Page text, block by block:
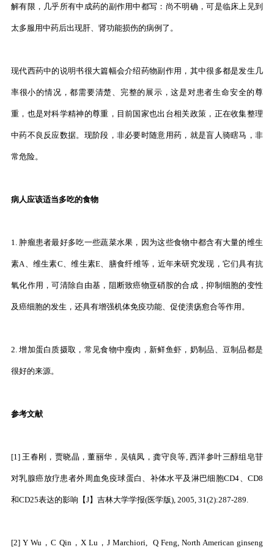
解有限，几乎所有中成药的副作用中都写：尚不明确，可是临床上见到
太多服用中药后出现肝、肾功能损伤的病例了。
现代西药中的说明书很大篇幅会介绍药物副作用，其中很多都是发生几
率很小的情况，都需要清楚、完整的展示，这是对患者生命安全的尊
重，也是对科学精神的尊重，目前国家也出台相关政策，正在收集整理
中药不良反应数据。现阶段，非必要时随意用药，就是盲人骑瞎马，非
常危险。
病人应该适当多吃的食物
1. 肿瘤患者最好多吃一些蔬菜水果，因为这些食物中都含有大量的维生
素A、维生素C、维生素E、膳食纤维等，近年来研究发现，它们具有抗
氧化作用，可清除自由基，阻断致癌物亚硝胺的合成，抑制细胞的变性
及癌细胞的发生，还具有增强机体免疫功能、促使溃疡愈合等作用。
2. 增加蛋白质摄取，常见食物中瘦肉，新鲜鱼虾，奶制品、豆制品都是
很好的来源。
参考文献
[1] 王春刚，贾晓晶，董丽华，吴镇凤，龚守良等, 西洋参叶三醇组皂苷
对乳腺癌放疗患者外周血免疫球蛋白、补体水平及淋巴细胞CD4、CD8
和CD25表达的影响【J】吉林大学学报(医学版), 2005, 31(2):287-289.
[2] Y Wu，C Qin，X Lu，J Marchiori, Q Feng, North American ginseng